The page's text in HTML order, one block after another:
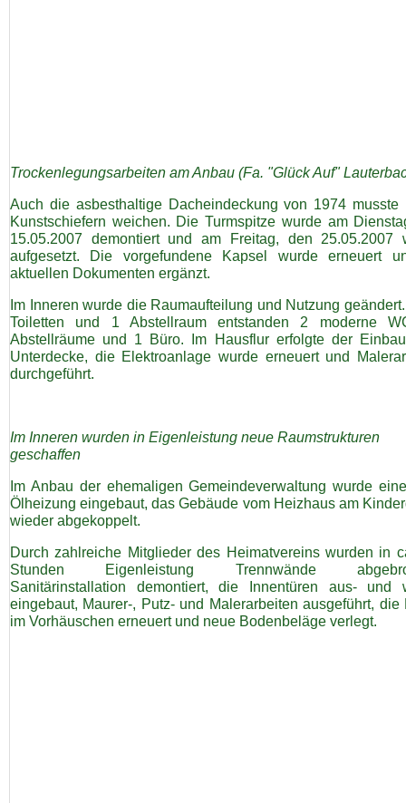
Trockenlegungsarbeiten am Anbau (Fa. "Glück Auf"
Auch die asbesthaltige Dacheindeckung von 1974 musste
Kunstschiefern weichen. Die Turmspitze wurde am
15.05.2007 demontiert und am Freitag, den 25.05.2007
aufgesetzt. Die vorgefundene Kapsel wurde erneuert
aktuellen Dokumenten ergänzt.
Im Inneren wurde die Raumaufteilung und Nutzung
Toiletten und 1 Abstellraum entstanden 2 moderne
Abstellräume und 1 Büro. Im Hausflur erfolgte der
Unterdecke, die Elektroanlage wurde erneuert und
durchgeführt.
Im Inneren wurden in Eigenleistung neue Raumstrukturen
geschaffen
Im Anbau der ehemaligen Gemeindeverwaltung wurde
Ölheizung eingebaut, das Gebäude vom Heizhaus am
wieder abgekoppelt.
Durch zahlreiche Mitglieder des Heimatvereins wurden in
Stunden Eigenleistung Trennwände
Sanitärinstallation demontiert, die Innentüren aus- und
eingebaut, Maurer-, Putz- und Malerarbeiten ausgeführt, die
im Vorhäuschen erneuert und neue Bodenbeläge verlegt.